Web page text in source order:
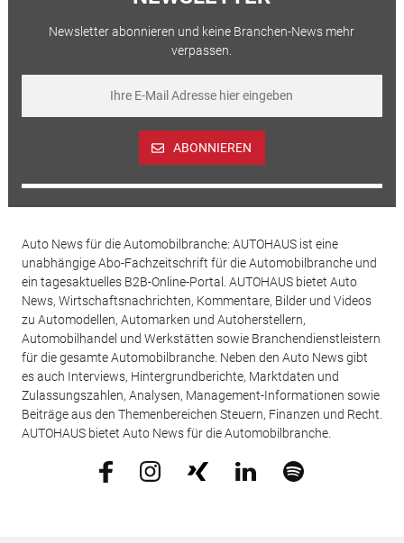
Newsletter abonnieren und keine Branchen-News mehr
verpassen.
ABONNIEREN
Auto News für die Automobilbranche: AUTOHAUS ist eine
unabhängige Abo-Fachzeitschrift für die Automobilbranche und
ein tagesaktuelles B2B-Online-Portal. AUTOHAUS bietet Auto
News, Wirtschaftsnachrichten, Kommentare, Bilder und Videos
zu Automodellen, Automarken und Autoherstellern,
Automobilhandel und Werkstätten sowie Branchendienstleistern
für die gesamte Automobilbranche. Neben den Auto News gibt
es auch Interviews, Hintergrundberichte, Marktdaten und
Zulassungszahlen, Analysen, Management-Informationen sowie
Beiträge aus den Themenbereichen Steuern, Finanzen und Recht.
AUTOHAUS bietet Auto News für die Automobilbranche.